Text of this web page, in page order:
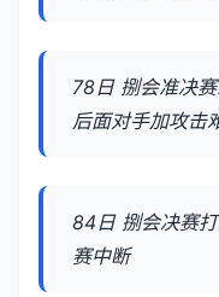
78日 捌会准决
后面对手加攻击
84日 捌会决赛
赛中断